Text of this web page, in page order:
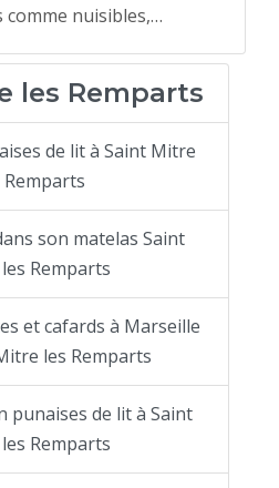
nuisibles,…
les Remparts
de lit à Saint Mitre
Remparts
son matelas Saint
Remparts
et cafards à Marseille
les Remparts
punaises de lit à Saint
Remparts